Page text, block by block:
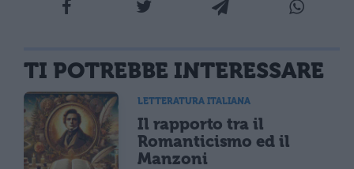
TI POTREBBE INTERESSARE
LETTERATURA ITALIANA
Il rapporto tra il
Romanticismo ed il
Manzoni